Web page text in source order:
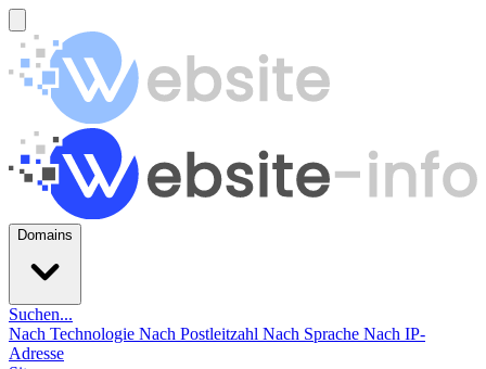
Domains
Suchen...
Nach Technologie Nach Postleitzahl Nach Sprache Nach IP-
Adresse